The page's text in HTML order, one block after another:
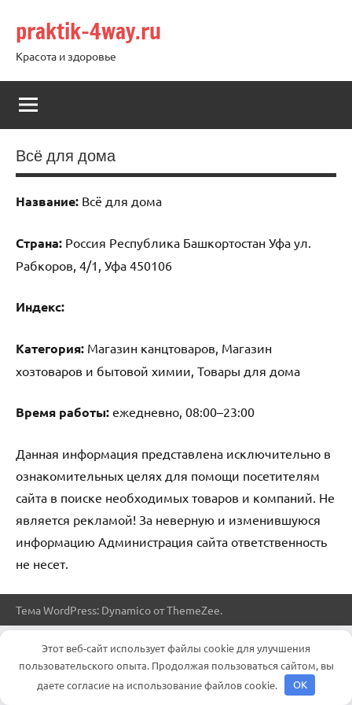
содержимому
praktik-4way.ru
Красота и здоровье
Всё для дома
Название: Всё для дома
Страна: Россия Республика Башкортостан Уфа ул.
Рабкоров, 4/1, Уфа 450106
Индекс:
Категория: Магазин канцтоваров, Магазин
хозтоваров и бытовой химии, Товары для дома
Время работы: ежедневно, 08:00–23:00
Данная информация представлена исключительно в
ознакомительных целях для помощи посетителям
сайта в поиске необходимых товаров и компаний. Не
является рекламой! За неверную и изменившуюся
информацию Администрация сайта ответственность
не несет.
Тема WordPress: Dynamico от ThemeZee.
Этот веб-сайт использует файлы cookie для улучшения
пользовательского опыта. Продолжая пользоваться сайтом, вы
даете согласие на использование файлов cookie.
OK